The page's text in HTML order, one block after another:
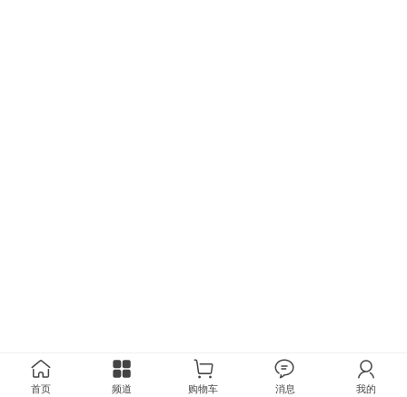
首页 频道 购物车 消息 我的